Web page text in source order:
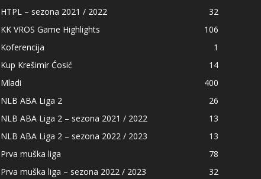
HTPL – sezona 2021 / 2022
32
KK VROS Game Highlights
106
Koferencija
1
Kup Krešimir Ćosić
14
Mladi
400
NLB ABA Liga 2
26
NLB ABA Liga 2 – sezona 2021 / 2022
13
NLB ABA Liga 2 – sezona 2022 / 2023
13
Prva muška liga
78
Prva muška liga – sezona 2022 / 2023
32